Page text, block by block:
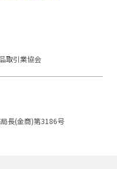
取引業協会
長(金商)第3186号